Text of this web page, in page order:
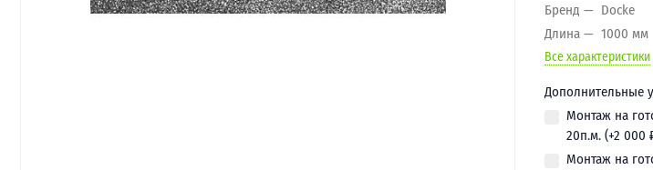
Бренд
Docke
Длина
1000 мм
Все характеристики
Дополнительные
Монтаж на
20п.м. (+2 000
Монтаж на